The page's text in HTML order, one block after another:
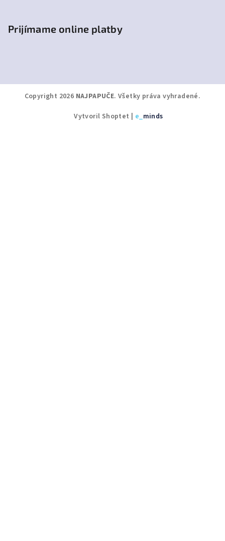
Prijímame online platby
Copyright 2026 NAJPAPUČE. Všetky práva vyhradené.
Vytvoril Shoptet
e_minds